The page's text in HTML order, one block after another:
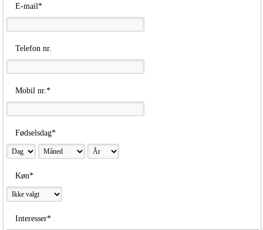
E-mail*
Telefon nr.
Mobil nr.*
Fødselsdag*
Køn*
Interesser*